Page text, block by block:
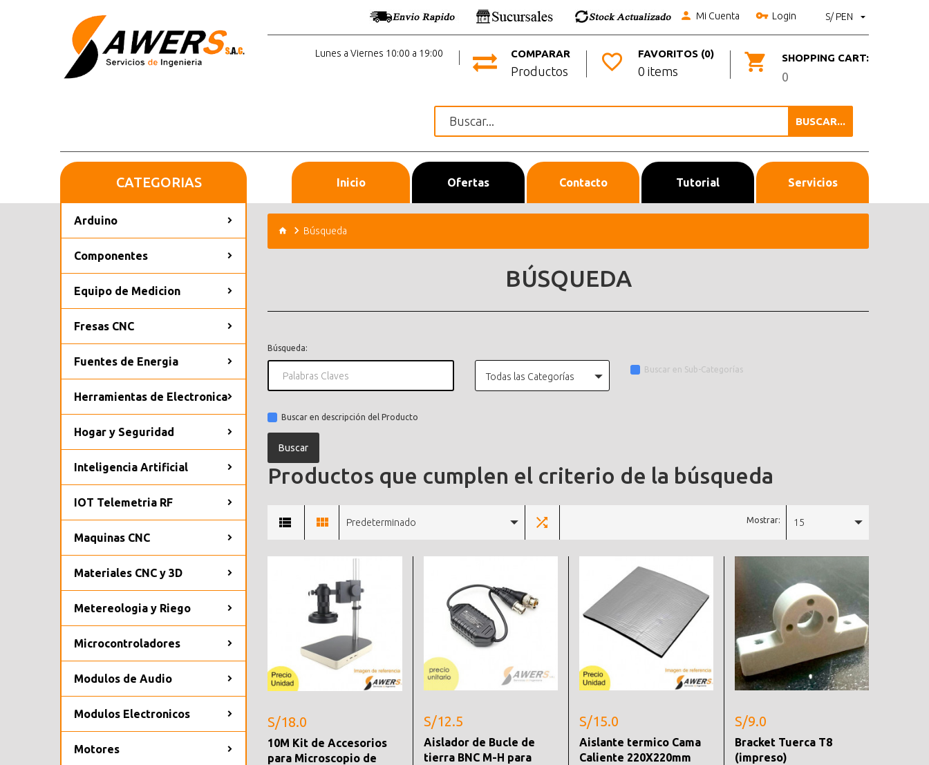
S/ PEN
Mi Cuenta Login
SHOPPING CART:
0
FAVORITOS (0)
0 items
COMPARAR
Productos
Lunes a Viernes 10:00 a 19:00
BUSCAR...
Inicio Ofertas Contacto Tutorial Servicios
CATEGORIAS
Arduino
Componentes
Equipo de Medicion
Fresas CNC
Fuentes de Energia
Herramientas de Electronica
Hogar y Seguridad
Inteligencia Artificial
IOT Telemetria RF
Maquinas CNC
Materiales CNC y 3D
Metereologia y Riego
Microcontroladores
Modulos de Audio
Modulos Electronicos
Motores
Búsqueda
BÚSQUEDA
Búsqueda:
Todas las Categorías
Buscar en Sub-Categorías
Buscar en descripción del Producto
Productos que cumplen el criterio de la búsqueda
Predeterminado Mostrar: 15
S/18.0
10M Kit de Accesorios
para Microscopio de
S/12.5
Aislador de Bucle de
tierra BNC M-H para
S/15.0
Aislante termico Cama
Caliente 220X220mm
S/9.0
Bracket Tuerca T8
(impreso)